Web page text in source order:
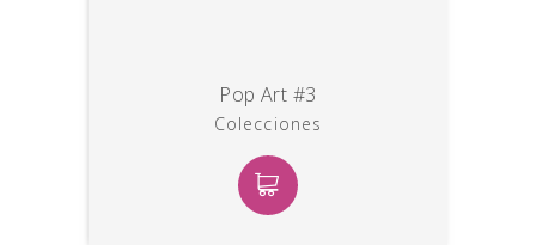
Pop Art #3
Colecciones